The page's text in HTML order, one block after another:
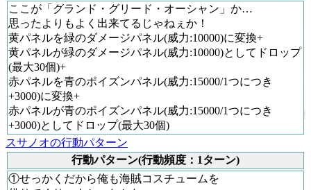
ここが「グランド・グリード・オーシャン」か…
思ったよりもよく出来てるじゃねぇか！
黄パネルを緑のダメージパネル(威力:10000)に変換+
黄パネルが緑のダメージパネル(威力:10000)としてドロップ
(最大30個)+
赤パネルを青のポイズンパネル(威力:15000/1つにつき
+3000)に変換+
赤パネルが青のポイズンパネル(威力:15000/1つにつき
+3000)としてドロップ(最大30個)
スサノオの行動パターン
行動パターン(行動頻度：1ターン)
①せっかくだから俺も海賊コスチュームを